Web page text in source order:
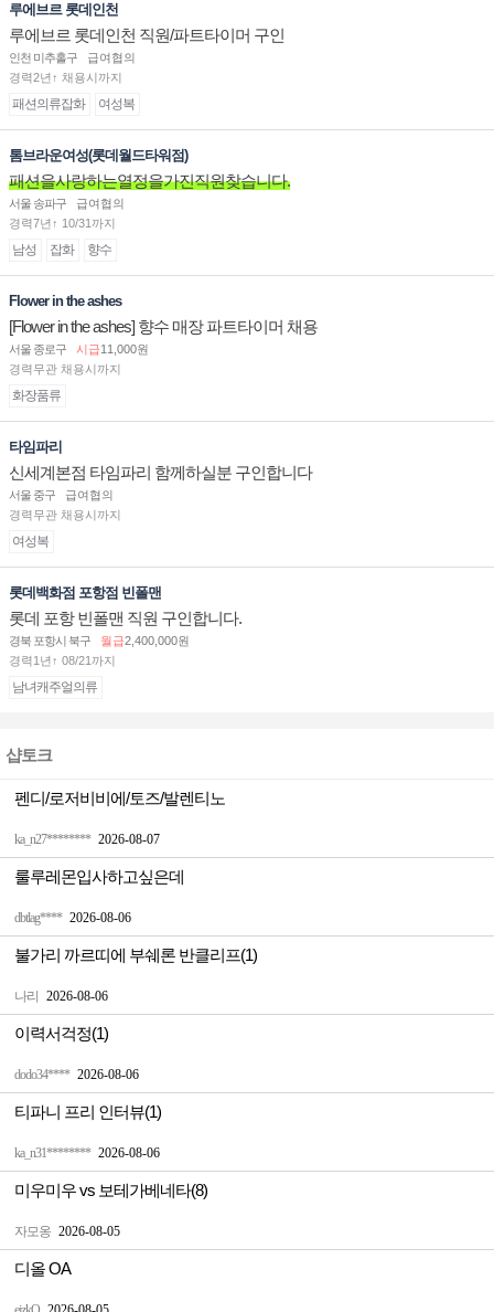
루에브르 롯데인천
루에브르 롯데인천 직원/파트타이머 구인
인천 미추홀구
급여협의
경력2년↑ 채용시까지
패션의류잡화 여성복
톰브라운여성(롯데월드타워점)
패션을사랑하는열정을가진직원찾습니다.
서울 송파구
급여협의
경력7년↑ 10/31까지
남성 잡화 향수
Flower in the ashes
[Flower in the ashes] 향수 매장 파트타이머 채용
서울 종로구 시급11,000원
경력무관 채용시까지
화장품류
타임파리
신세계본점 타임파리 함께하실분 구인합니다
서울 중구
급여협의
경력무관 채용시까지
여성복
롯데백화점 포항점 빈폴맨
롯데 포항 빈폴맨 직원 구인합니다.
경북 포항시 북구 월급2,400,000원
경력1년↑ 08/21까지
남녀캐주얼의류
샵토크
ka_n27******** 2026-08-07
펜디/로저비비에/토즈/발렌티노
dbtlag**** 2026-08-06
룰루레몬입사하고싶은데
나리 2026-08-06
불가리 까르띠에 부쉐론 반클리프(1)
dodo34**** 2026-08-06
이력서걱정(1)
ka_n31******** 2026-08-06
티파니 프리 인터뷰(1)
자모옹 2026-08-05
미우미우 vs 보테가베네타(8)
디올 OA